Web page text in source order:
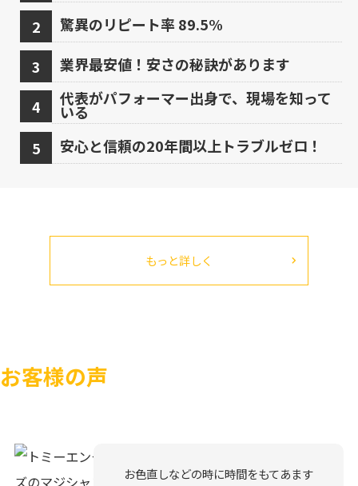
驚異のリピート率 89.5%
業界最安値！安さの秘訣があります
代表がパフォーマー出身で、現場を知って
いる
安心と信頼の20年間以上トラブルゼロ！
もっと詳しく
お客様の声
お色直しなどの時に時間をもてあます